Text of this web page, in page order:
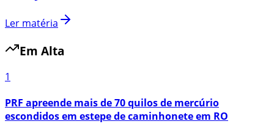
Ler matéria
Em Alta
1
PRF apreende mais de 70 quilos de mercúrio
escondidos em estepe de caminhonete em RO